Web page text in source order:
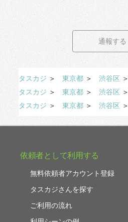
通報する
タスカジ ＞ 東京都 ＞ 渋谷区 ＞
タスカジ ＞ 東京都 ＞ 渋谷区 ＞
タスカジ ＞ 東京都 ＞ 渋谷区 ＞
依頼者として利用する
無料依頼者アカウント登録
タスカジさんを探す
ご利用の流れ